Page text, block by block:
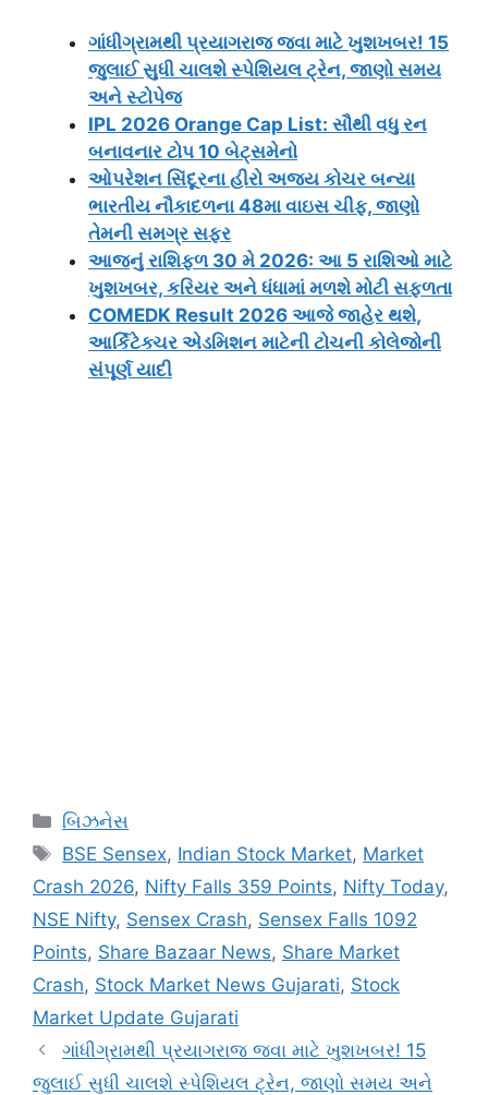
ગાંધીગ્રામથી પ્રયાગરાજ જવા માટે ખુશખબર! 15
જુલાઈ સુધી ચાલશે સ્પેશિયલ ટ્રેન, જાણો સમય
અને સ્ટોપેજ
IPL 2026 Orange Cap List: સૌથી વધુ રન
બનાવનાર ટોપ 10 બેટ્સમેનો
ઓપરેશન સિંદૂરના હીરો અજય કોચર બન્યા
ભારતીય નૌકાદળના 48મા વાઇસ ચીફ, જાણો
તેમની સમગ્ર સફર
આજનું રાશિફળ 30 મે 2026: આ 5 રાશિઓ માટે
ખુશખબર, કરિયર અને ધંધામાં મળશે મોટી સફળતા
COMEDK Result 2026 આજે જાહેર થશે,
આર્કિટેક્ચર એડમિશન માટેની ટોચની કોલેજોની
સંપૂર્ણ યાદી
Categories
બિઝનેસ
Tags
BSE Sensex, Indian Stock Market, Market
Crash 2026, Nifty Falls 359 Points, Nifty Today,
NSE Nifty, Sensex Crash, Sensex Falls 1092
Points, Share Bazaar News, Share Market
Crash, Stock Market News Gujarati, Stock
Market Update Gujarati
ગાંધીગ્રામથી પ્રયાગરાજ જવા માટે ખુશખબર! 15
જુલાઈ સુધી ચાલશે સ્પેશિયલ ટ્રેન, જાણો સમય અને